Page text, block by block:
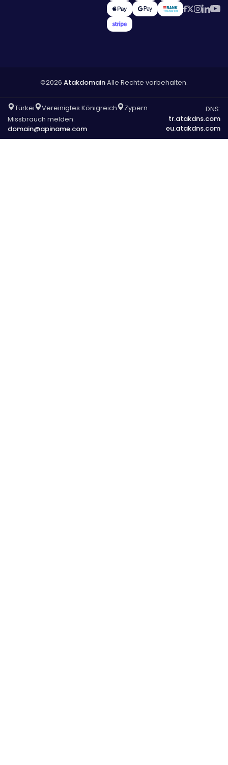
©2026 AtakdomainAlle Rechte vorbehalten.
Türkei Vereinigtes Königreich
Zypern
Missbrauch melden:
domain@apiname.com
DNS:
tr.atakdns.com
eu.atakdns.com